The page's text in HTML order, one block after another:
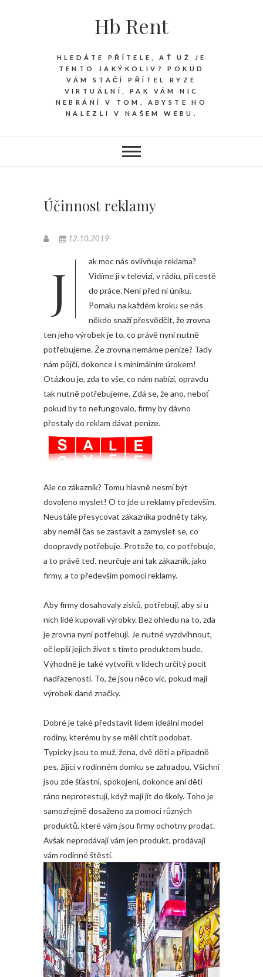
Hb Rent
HLEDÁTE PŘÍTELE, AŤ UŽ JE
TENTO JAKÝKOLIV? POKUD
VÁM STAČÍ PŘÍTEL RYZE
VIRTUÁLNÍ, PAK VÁM NIC
NEBRÁNÍ V TOM, ABYSTE HO
NALEZLI V NAŠEM WEBU.
Účinnost reklamy
12.10.2019
Jak moc nás ovlivňuje reklama?
Vidíme ji v televizi, v rádiu, při cestě
do práce. Není před ní úniku.
Pomalu na každém kroku se nás
někdo snaží přesvědčit, že zrovna
ten jeho výrobek je to, co právě nyní nutně
potřebujeme. Že zrovna nemáme peníze? Tady
nám půjčí, dokonce i s minimálním úrokem!
Otázkou je, zda to vše, co nám nabízí, opravdu
tak nutně potřebujeme. Zdá se, že ano, neboť
pokud by to nefungovalo, firmy by dávno
přestaly do reklam dávat peníze.
Ale co zákazník? Tomu hlavně nesmí být
dovoleno myslet! O to jde u reklamy především.
Neustále přesycovat zákazníka podněty taky,
aby neměl čas se zastavit a zamyslet se, co
doopravdy potřebuje. Protože to, co potřebuje,
a to právě teď, neurčuje ani tak zákazník, jako
firmy, a to především pomocí reklamy.
Aby firmy dosahovaly zisků, potřebují, aby si u
nich lidé kupovali výrobky. Bez ohledu na to, zda
je zrovna nyní potřebují. Je nutné vyzdvihnout,
oč lepší jejich život s tímto produktem bude.
Výhodné je také vytvořit v lidech určitý pocit
nadřazenosti. To, že jsou něco víc, pokud mají
výrobek dané značky.
Dobré je také představit lidem ideální model
rodiny, kterému by se měli chtít podobat.
Typicky jsou to muž, žena, dvě děti a případně
pes, žijící v rodinném domku se zahradou. Všichni
jsou zde šťastní, spokojení, dokonce ani děti
ráno neprotestují, když mají jít do školy. Toho je
samozřejmě dosaženo za pomoci různých
produktů, které vám jsou firmy ochotny prodat.
Avšak neprodávají vám jen produkt, prodávají
vám rodinné štěstí.